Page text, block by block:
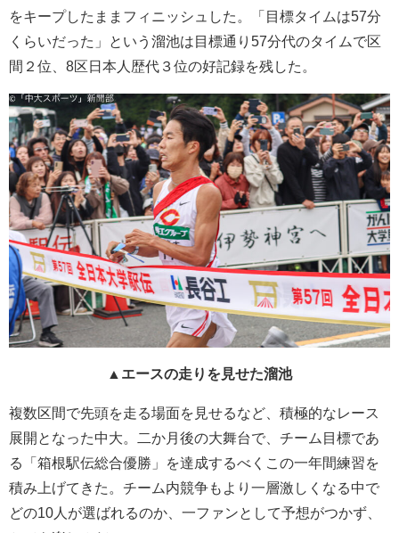
をキープしたままフィニッシュした。「目標タイムは57分
くらいだった」という溜池は目標通り57分代のタイムで区
間２位、8区日本人歴代３位の好記録を残した。
▲エースの走りを見せた溜池
複数区間で先頭を走る場面を見せるなど、積極的なレース
展開となった中大。二か月後の大舞台で、チーム目標であ
る「箱根駅伝総合優勝」を達成するべくこの一年間練習を
積み上げてきた。チーム内競争もより一層激しくなる中で
どの10人が選ばれるのか、一ファンとして予想がつかず、